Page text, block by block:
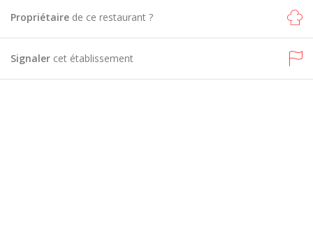
Propriétaire de ce restaurant ?
Signaler cet établissement